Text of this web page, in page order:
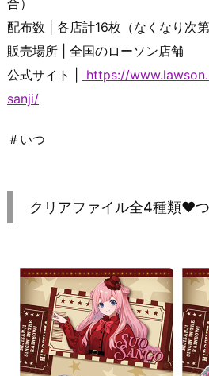
合）
配布数 | 各店計16枚（なくなり次第
販売場所 | 全国のローソン店舗
公式サイト |
https://
sanji/
＃いつ
クリアファイル全4種類♥